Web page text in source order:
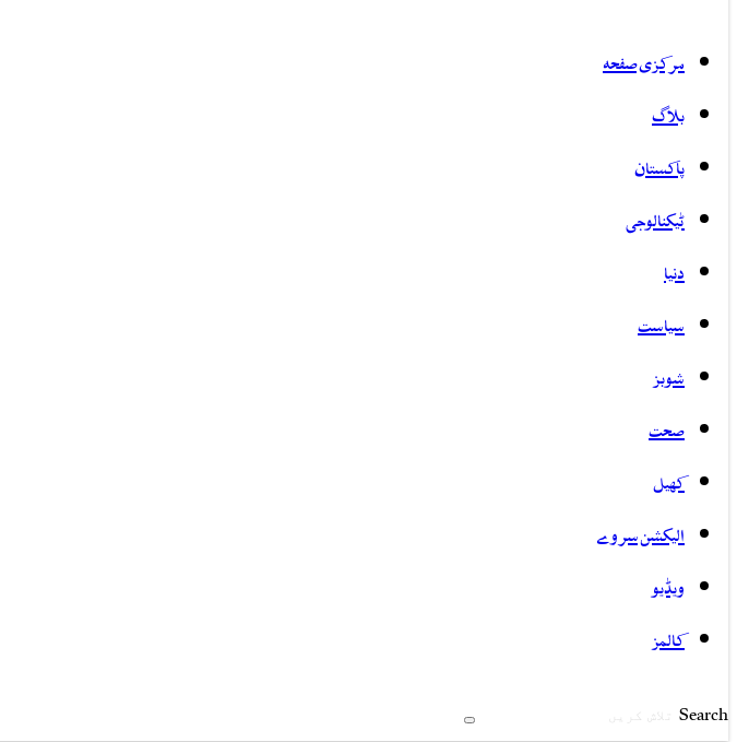
مرکزی صفحہ
بلاگ
پاکستان
ٹیکنالوجی
دنیا
سیاست
شوبز
صحت
کھیل
الیکشن سروے
ویڈیو
کالمز
Search